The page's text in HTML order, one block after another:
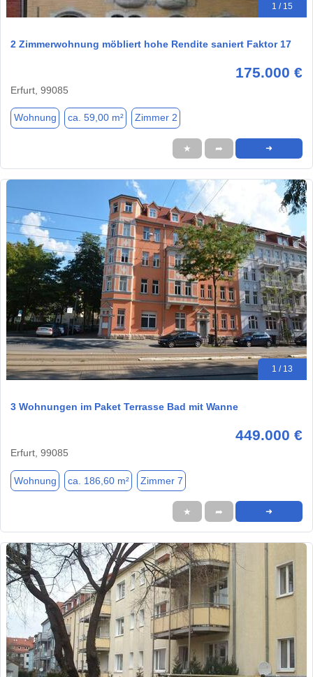
1 / 15
2 Zimmerwohnung möbliert hohe Rendite saniert Faktor 17
175.000 €
Erfurt, 99085
Wohnung ca. 59,00 m² Zimmer 2
★ ➦ ➜
1 / 13
3 Wohnungen im Paket Terrasse Bad mit Wanne
449.000 €
Erfurt, 99085
Wohnung ca. 186,60 m² Zimmer 7
★ ➦ ➜